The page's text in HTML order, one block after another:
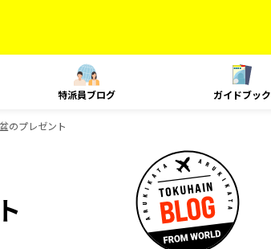
特派員ブログ ガイドブック
のプレゼント